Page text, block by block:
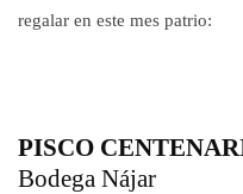
regalar en este mes patrio:
PISCO
Bodega Nájar